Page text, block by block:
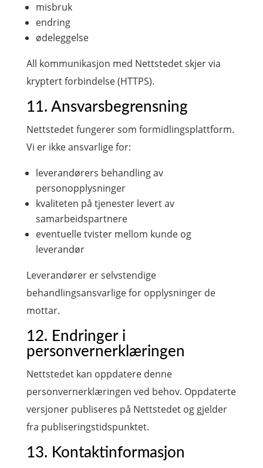
misbruk
endring
ødeleggelse
All kommunikasjon med Nettstedet skjer via
kryptert forbindelse (HTTPS).
11. Ansvarsbegrensning
Nettstedet fungerer som formidlingsplattform.
Vi er ikke ansvarlige for:
leverandørers behandling av
personopplysninger
kvaliteten på tjenester levert av
samarbeidspartnere
eventuelle tvister mellom kunde og
leverandør
Leverandører er selvstendige
behandlingsansvarlige for opplysninger de
mottar.
12. Endringer i
personvernerklæringen
Nettstedet kan oppdatere denne
personvernerklæringen ved behov. Oppdaterte
versjoner publiseres på Nettstedet og gjelder
fra publiseringstidspunktet.
13. Kontaktinformasjon